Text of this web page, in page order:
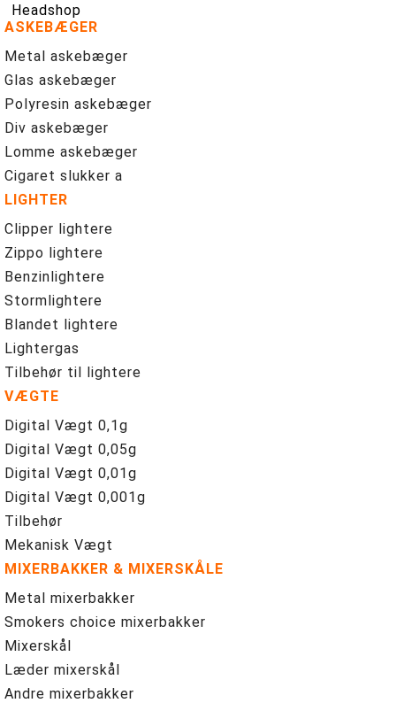
Headshop
ASKEBÆGER
Metal askebæger
Glas askebæger
Polyresin askebæger
Div askebæger
Lomme askebæger
Cigaret slukker a
LIGHTER
Clipper lightere
Zippo lightere
Benzinlightere
Stormlightere
Blandet lightere
Lightergas
Tilbehør til lightere
VÆGTE
Digital Vægt 0,1g
Digital Vægt 0,05g
Digital Vægt 0,01g
Digital Vægt 0,001g
Tilbehør
Mekanisk Vægt
MIXERBAKKER & MIXERSKÅLE
Metal mixerbakker
Smokers choice mixerbakker
Mixerskål
Læder mixerskål
Andre mixerbakker